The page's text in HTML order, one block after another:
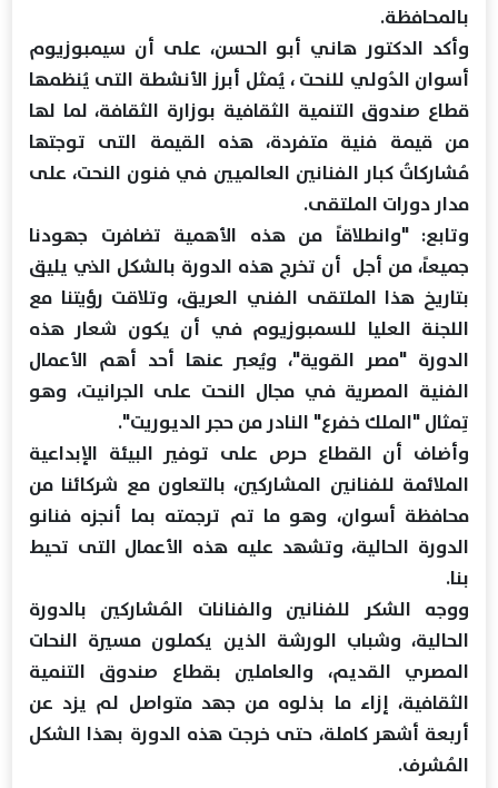
بالمحافظة.
وأكد الدكتور هاني أبو الحسن، على أن سيمبوزيوم
أسوان الدُولي للنحت ، يُمثل أبرز الأنشطة التى يُنظمها
قطاع صندوق التنمية الثقافية بوزارة الثقافة، لما لها
من قيمة فنية متفردة، هذه القيمة التى توجتها
مُشاركاتُ كبار الفنانين العالميين في فنون النحت، على
مدار دورات الملتقى.
وتابع: "وانطلاقاً من هذه الأهمية تضافرت جهودنا
جميعاً، من أجل أن تخرج هذه الدورة بالشكل الذي يليق
بتاريخ هذا الملتقى الفني العريق، وتلاقت رؤيتنا مع
اللجنة العليا للسمبوزيوم في أن يكون شعار هذه
الدورة "مصر القوية"، ويُعبر عنها أحد أهم الأعمال
الفنية المصرية في مجال النحت على الجرانيت، وهو
تِمثال "الملك خفرع" النادر من حجر الديوريت".
وأضاف أن القطاع حرص على توفير البيئة الإبداعية
الملائمة للفنانين المشاركين، بالتعاون مع شركائنا من
محافظة أسوان، وهو ما تم ترجمته بما أنجزه فنانو
الدورة الحالية، وتشهد عليه هذه الأعمال التى تحيط
بنا.
ووجه الشكر للفنانين والفنانات المُشاركين بالدورة
الحالية، وشباب الورشة الذين يكملون مسيرة النحات
المصري القديم، والعاملين بقطاع صندوق التنمية
الثقافية، إزاء ما بذلوه من جهد متواصل لم يزد عن
أربعة أشهر كاملة، حتى خرجت هذه الدورة بهذا الشكل
المُشرف.